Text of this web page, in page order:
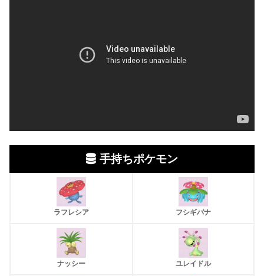
手持ちポケモン
ラフレシア フシギバナ
ナッシー ユレイドル